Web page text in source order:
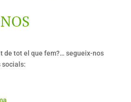
de tot el que fem?… segueix-nos
socials: